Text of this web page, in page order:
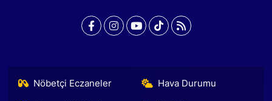
Nöbetçi Eczaneler Hava Durumu